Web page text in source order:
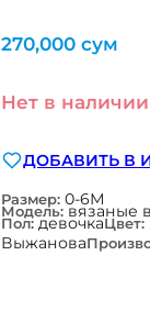
270,000 сум
Нет в наличии
ДОБАВИТЬ В
Размер: 0-6М
Модель: вязаные
Пол: девочкаЦвет:
Выжанова